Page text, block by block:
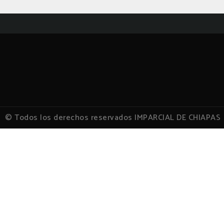
© Todos los derechos reservados IMPARCIAL DE CHIAPAS